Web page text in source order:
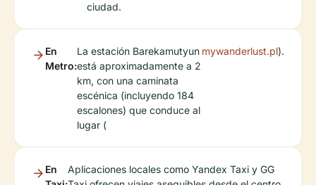
ciudad.
En
Metro:
La estación Barekamutyun
está aproximadamente a 2
km, con una caminata
escénica (incluyendo 184
escalones) que conduce al
lugar (
mywanderlust.pl).
En
Aplicaciones locales como Yandex Taxi y GG